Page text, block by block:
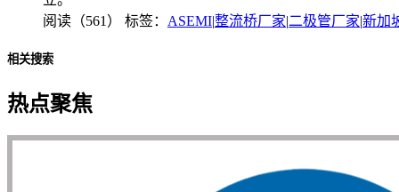
阅读（561） 标签： ASEMI|整流桥厂家|二极管厂家|新加
相关搜索
热点聚焦